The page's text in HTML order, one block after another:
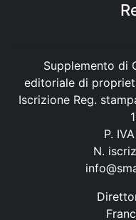
Supplemento di
editoriale di
Iscrizione Reg.
P.
N.